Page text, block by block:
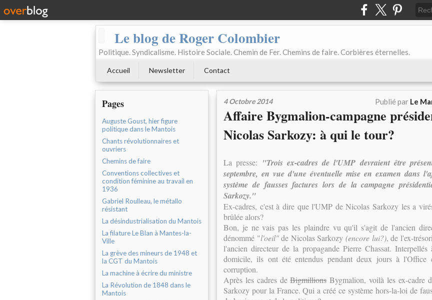
Le blog de Roger Colombier
Politique. Syndicalisme. Histoire Sociale. Chemin de Fer. Chemins de faire. Corbières éternelles.
Accueil Newsletter Contact
Pages
Auguste Goust, hier figure
politique dans le Mantois
Chants révolutionnaires et
ouvriers
Chemins de faire
Conventions collectives et
condition féminine au travail en
1936
Gabriel Roulleau, le métallo
résistant
La désindustrialisation du Mantois
La filature Le Blan à Mantes-la-
Ville
La grève des mineurs de 1948 et
la CGT du Mantois
La machine à écrire du ministre
La Révolution de 1848 dans le
Mantois
4 Octobre 2014 Publié par Le
Affaire Bygmalion-campagne
Nicolas Sarkozy: à qui le tour?
La presse: "Trois ex-cadres de l'UMP devraient être
septembre, en vue d'une éventuelle mise en examen dans
système de fausses factures lors de la campagne
Sarkozy."
Ex-cadres, c'est à dire que l'UMP de Nicolas Sarkozy les a
brûlée alors?
Bon, je ne vais pas les plaindre vu qu'il s'agit de l'ancien
dénommé "l'oeil"de Nicolas Sarkozy (encore lui?), de l'ex-
l'ancien directeur de la propagande Pierre Chassat.
domicile, ils ont été entendus pendant deux jours à l'Office
corruption.
Après les cadres deBigmillionsBygmalion, voilà les ex-cadre
Sarkozy pour la France. Qui a créé ce système hors-la-loi de